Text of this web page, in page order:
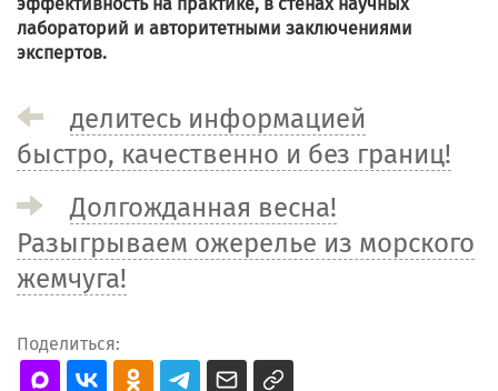
лабораторий и авторитетными заключениями
экспертов.
делитесь информацией
быстро, качественно и без границ!
Долгожданная весна!
Разыгрываем ожерелье из морского
жемчуга!
Поделиться: